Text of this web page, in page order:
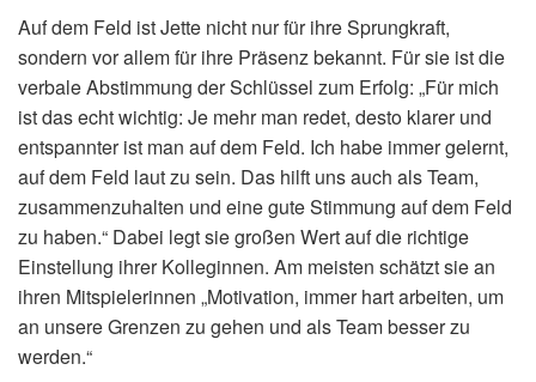
Auf dem Feld ist Jette nicht nur für ihre Sprungkraft,
sondern vor allem für ihre Präsenz bekannt. Für sie ist die
verbale Abstimmung der Schlüssel zum Erfolg: „Für mich
ist das echt wichtig: Je mehr man redet, desto klarer und
entspannter ist man auf dem Feld. Ich habe immer gelernt,
auf dem Feld laut zu sein. Das hilft uns auch als Team,
zusammenzuhalten und eine gute Stimmung auf dem Feld
zu haben.“ Dabei legt sie großen Wert auf die richtige
Einstellung ihrer Kolleginnen. Am meisten schätzt sie an
ihren Mitspielerinnen „Motivation, immer hart arbeiten, um
an unsere Grenzen zu gehen und als Team besser zu
werden.“